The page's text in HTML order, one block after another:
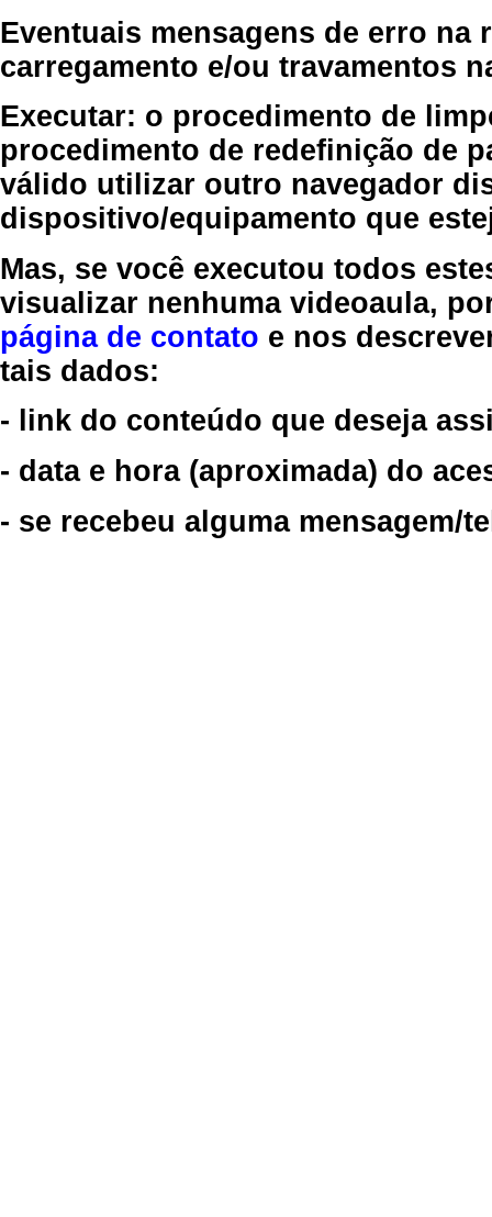
Eventuais mensagens de erro
carregamento e/ou travamentos
Executar: o procedimento de
procedimento de redefinição de
válido utilizar outro navegador
dispositivo/equipamento que
Mas, se você executou todos
visualizar nenhuma videoaula,
página de contato e nos
tais dados:
- link do conteúdo que deseja
- data e hora (aproximada) do
- se recebeu alguma mensagem/